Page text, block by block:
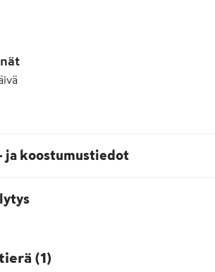
ja koostumustiedot
(1)